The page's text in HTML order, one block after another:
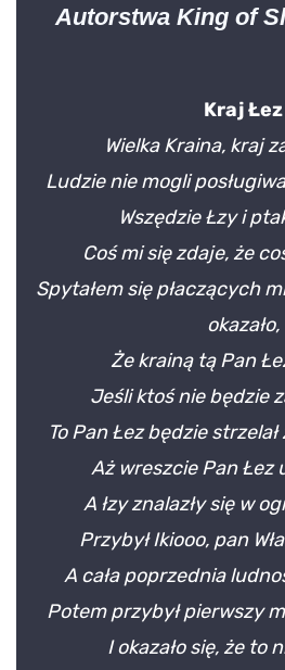
#3
Autorstwa King of
Kraj Łez
Wielka Kraina, kraj
Ludzie nie mogli
Wszędzie Łzy i
Coś mi się zdaje, że
Spytałem się płaczących
okazało,
Że krainą tą Pan
Jeśli ktoś nie będzie
To Pan Łez będzie
Aż wreszcie Pan Łez
A łzy znalazły się w
Przybył Ikiooo, pan
A cała poprzednia
Potem przybył pierwszy
I okazało się, że to